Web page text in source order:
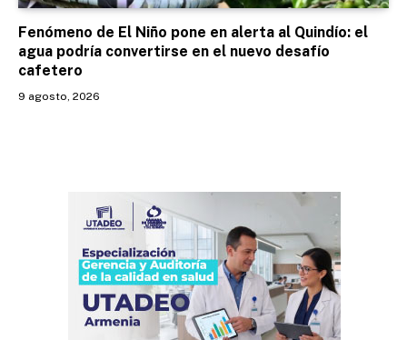
Fenómeno de El Niño pone en alerta al Quindío: el
agua podría convertirse en el nuevo desafío
cafetero
9 agosto, 2026